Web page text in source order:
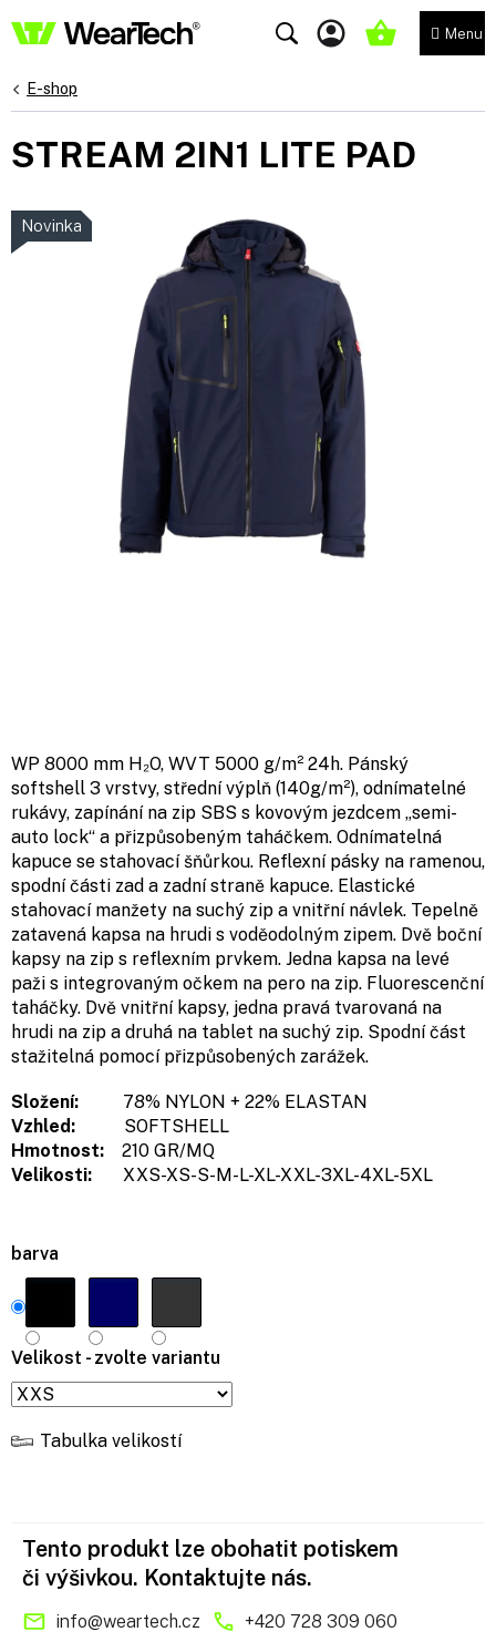
na
NÁKUPNÍ
E-shop
STREAM 2IN1 LITE PAD
Novinka
barva
Velikost - zvolte variantu
Tabulka velikostí
WP 8000 mm H₂O, WVT 5000 g/m² 24h. Pánský
softshell 3 vrstvy, střední výplň (140g/m²), odnímatelné
rukávy, zapínání na zip SBS s kovovým jezdcem „semi-
auto lock“ a přizpůsobeným taháčkem. Odnímatelná
kapuce se stahovací šňůrkou. Reflexní pásky na ramenou,
spodní části zad a zadní straně kapuce. Elastické
stahovací manžety na suchý zip a vnitřní návlek. Tepelně
zatavená kapsa na hrudi s voděodolným zipem. Dvě boční
kapsy na zip s reflexním prvkem. Jedna kapsa na levé
paži s integrovaným očkem na pero na zip. Fluorescenční
taháčky. Dvě vnitřní kapsy, jedna pravá tvarovaná na
hrudi na zip a druhá na tablet na suchý zip. Spodní část
stažitelná pomocí přizpůsobených zarážek.
Složení:
78% NYLON + 22% ELASTAN
Vzhled:
SOFTSHELL
Hmotnost: 210 GR/MQ
Velikosti:
XXS-XS-S-M-L-XL-XXL-3XL-4XL-5XL
Tento produkt lze obohatit potiskem
či výšivkou. Kontaktujte nás.
info@weartech.cz +420 728 309 060